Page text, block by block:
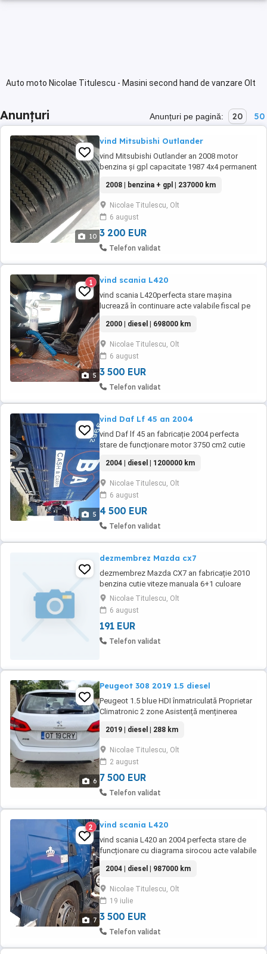
Auto moto Nicolae Titulescu - Masini second hand de vanzare Olt
Anunțuri Anunțuri pe pagină: 20 50
10
vind Mitsubishi Outlander
vind Mitsubishi Outlander an 2008 motor
benzina și gpl capacitate 1987 4x4 permanent
prim proprietar in Romania acte valabile
baterie slabă alte relații la telefon accept
orice proba
2008 | benzina + gpl | 237000 km
Nicolae Titulescu, Olt
6 august
3 200 EUR
Telefon validat
5
1 vind scania L420
vind scania L420perfecta stare mașina
lucrează în continuare acte valabile fiscal pe
de viteza manuala alte relații la telefon pret
3500 euro
2000 | diesel | 698000 km
Nicolae Titulescu, Olt
6 august
3 500 EUR
Telefon validat
5
vind Daf Lf 45 an 2004
vind Daf lf 45 an fabricație 2004 perfecta
stare de funcționare motor 3750 cm2 cutie
relații la telefon
2004 | diesel | 1200000 km
Nicolae Titulescu, Olt
6 august
4 500 EUR
Telefon validat
dezmembrez Mazda cx7
dezmembrez Mazda CX7 an fabricație 2010
benzina cutie viteze manuala 6+1 culoare
neagra toate piesele disponibile
Nicolae Titulescu, Olt
6 august
191 EUR
Telefon validat
6
Peugeot 308 2019 1.5 diesel
Peugeot 1.5 blue HDI înmatriculată Proprietar
Climatronic 2 zone Asistență menținerea
Pre-coleziune Navigație Europa și ecran tactil
Lumini de zi LED day-light LED Senzori
parcare față și spate Oglinzi electrice
încălzite Geamuri electrice fata ...
2019 | diesel | 288 km
Nicolae Titulescu, Olt
2 august
7 500 EUR
Telefon validat
7
2 vind scania L420
vind scania L420 an 2004 perfecta stare de
funcționare cu diagrama sirocou acte valabile
2004 | diesel | 987000 km
Nicolae Titulescu, Olt
19 iulie
3 500 EUR
Telefon validat